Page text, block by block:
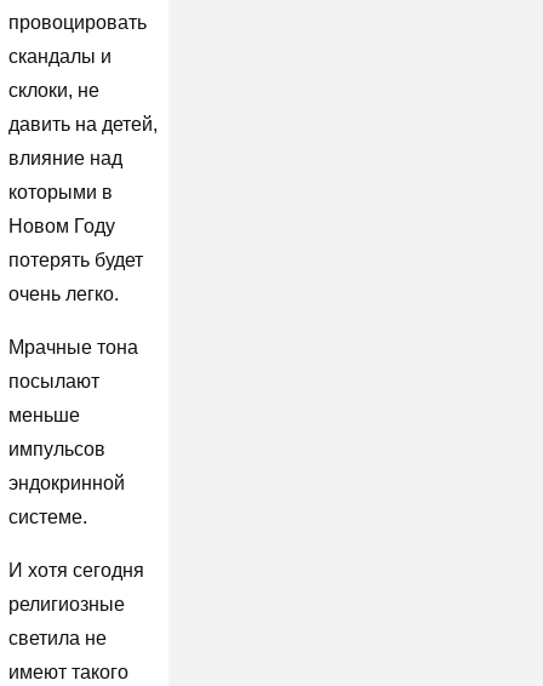
провоцировать
скандалы и
склоки, не
давить на детей,
влияние над
которыми в
Новом Году
потерять будет
очень легко.
Мрачные тона
посылают
меньше
импульсов
эндокринной
системе.
И хотя сегодня
религиозные
светила не
имеют такого